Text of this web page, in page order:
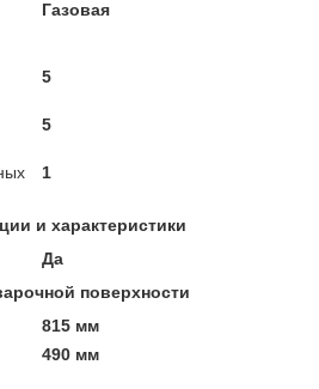
Газовая
5
5
1
и характеристики
Да
поверхности
815 мм
490 мм